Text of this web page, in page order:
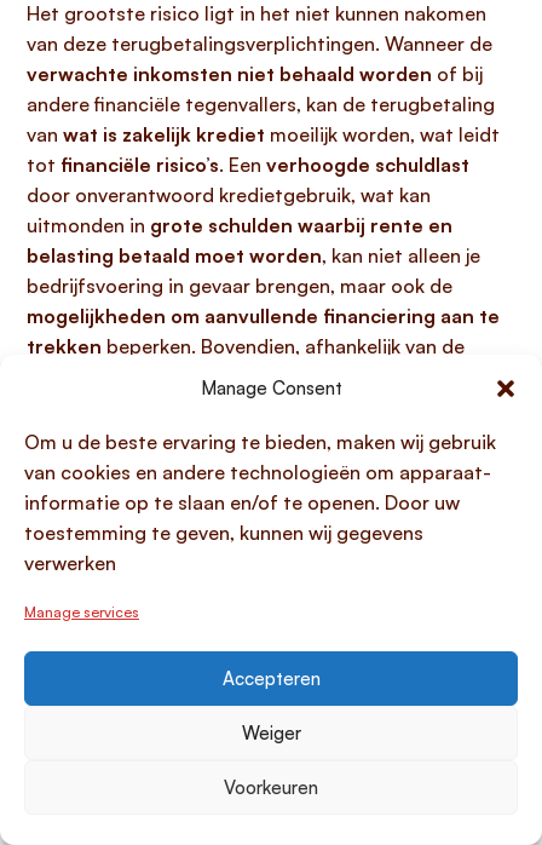
Manage Consent
Om u de beste ervaring te bieden, maken wij gebruik
van cookies en andere technologieën om apparaat-
informatie op te slaan en/of te openen. Door uw
toestemming te geven, kunnen wij gegevens
verwerken
Manage services
Accepteren
Weiger
Voorkeuren
Het grootste risico ligt in het niet kunnen nakomen
van deze terugbetalingsverplichtingen. Wanneer de
verwachte inkomsten niet behaald worden of bij
andere financiële tegenvallers, kan de terugbetaling
van wat is zakelijk krediet moeilijk worden, wat leidt
tot financiële risico’s. Een verhoogde schuldlast
door onverantwoord kredietgebruik, wat kan
uitmonden in grote schulden waarbij rente en
belasting betaald moet worden, kan niet alleen je
bedrijfsvoering in gevaar brengen, maar ook de
mogelijkheden om aanvullende financiering aan te
trekken beperken. Bovendien, afhankelijk van de
voorwaarden, kan het
niet kunnen terugbetalen
persoonlijke bezittingenvan de ondernemer.
Kredietverstrekkers evalueren dit
terugbetalingsrisico, mede door te kijken naar
factoren zoalste hoge vaste lasten, om zeker te zijn
dat uitgeleend geld wordt terugbetaald.
Invloed op kredietwaardigheid en
De kredietwaardigheid van je onderneming heeft
directe invloed op zowel je toegang tot financiering
als op je dagelijkse bedrijfsvoering
belangrijke maatstaf is voor financiële